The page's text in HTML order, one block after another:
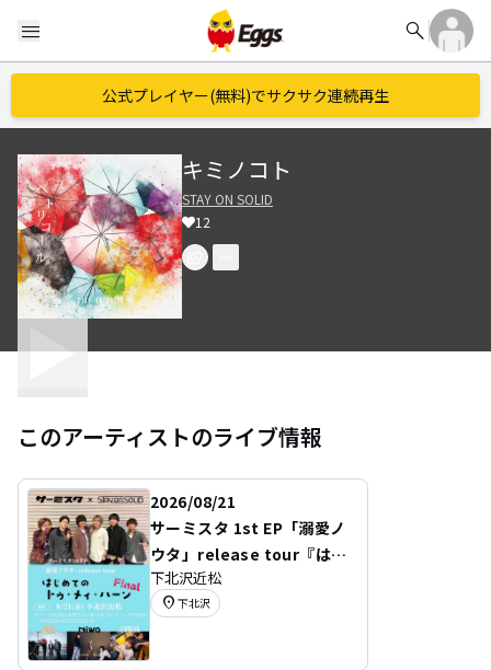
menu search
公式プレイヤー(無料)でサクサク連続再生
キミノコト
STAY ON SOLID
12
このアーティストのライブ情報
2026/08/21
サーミスタ 1st EP「溺愛ノ
ウタ」release tour『はじ
めての トゥ・メィ・ハー
ン』Final
下北沢近松
location_on 下北沢